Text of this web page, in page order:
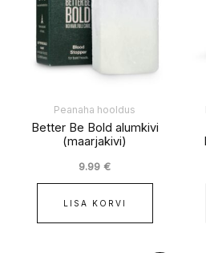
Peanaha hooldus
Better Be Bold alumkivi
(maarjakivi)
9.99€
LISA KORVI